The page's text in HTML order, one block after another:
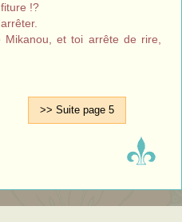
!?
et toi arrête de rire,
>> Suite page 5